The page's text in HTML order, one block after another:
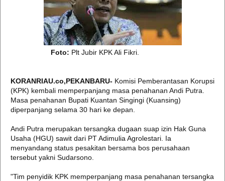
Foto: Plt Jubir KPK Ali Fikri.
KORANRIAU.co,PEKANBARU- Komisi Pemberantasan Korupsi
(KPK) kembali memperpanjang masa penahanan Andi Putra.
Masa penahanan Bupati Kuantan Singingi (Kuansing)
diperpanjang selama 30 hari ke depan.
Andi Putra merupakan tersangka dugaan suap izin Hak Guna
Usaha (HGU) sawit dari PT Adimulia Agrolestari. Ia
menyandang status pesakitan bersama bos perusahaan
tersebut yakni Sudarsono.
"Tim penyidik KPK memperpanjang masa penahanan tersangka